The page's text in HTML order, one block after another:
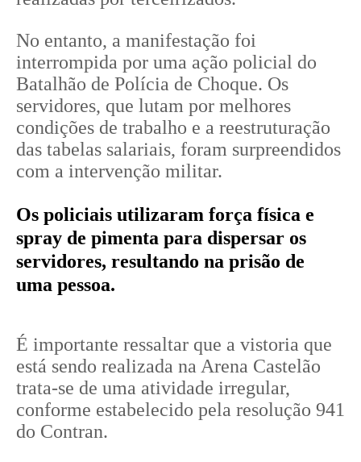
No entanto, a manifestação foi
interrompida por uma ação policial do
Batalhão de Polícia de Choque. Os
servidores, que lutam por melhores
condições de trabalho e a reestruturação
das tabelas salariais, foram surpreendidos
com a intervenção militar.
Os policiais utilizaram força física e
spray de pimenta para dispersar os
servidores, resultando na prisão de
uma pessoa.
É importante ressaltar que a vistoria que
está sendo realizada na Arena Castelão
trata-se de uma atividade irregular,
conforme estabelecido pela resolução 941
do Contran.